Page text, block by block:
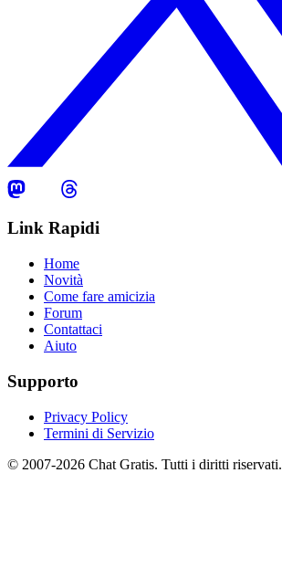
Link Rapidi
Home
Novità
Come fare amicizia
Forum
Contattaci
Aiuto
Supporto
Privacy Policy
Termini di Servizio
© 2007-2026 Chat Gratis. Tutti i diritti riservati.